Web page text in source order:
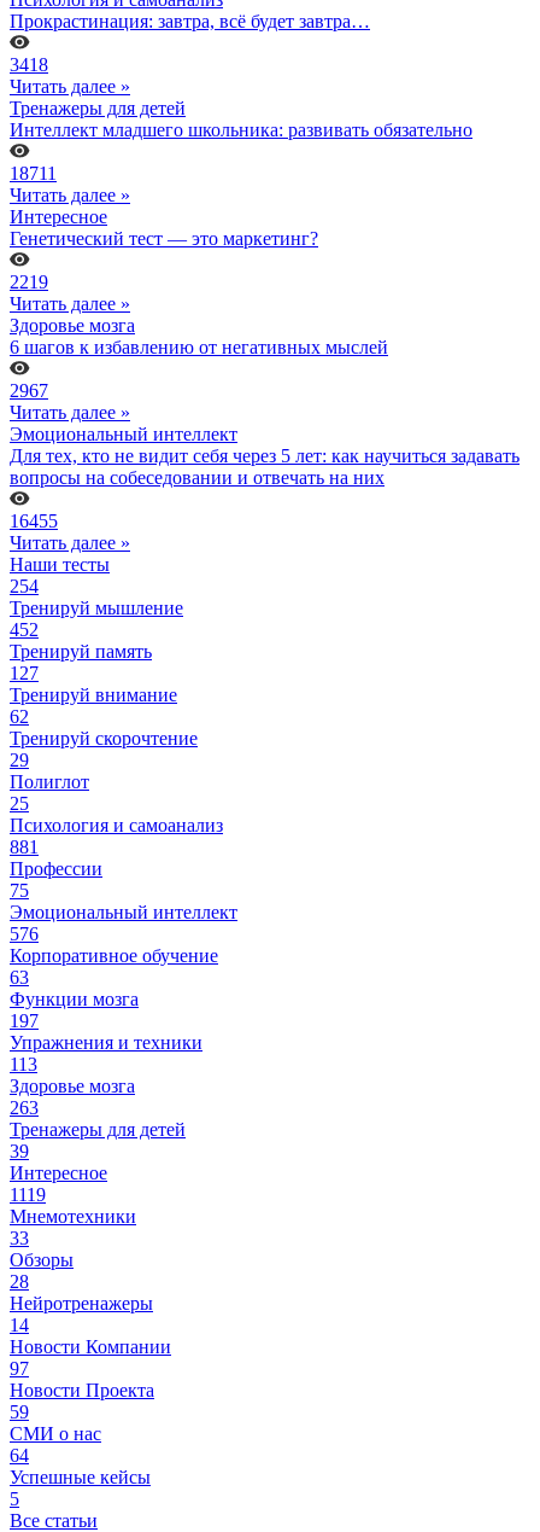
Прокрастинация: завтра, всё будет завтра…
3418
Читать далее »
Тренажеры для детей
Интеллект младшего школьника: развивать обязательно
18711
Читать далее »
Интересное
Генетический тест — это маркетинг?
2219
Читать далее »
Здоровье мозга
6 шагов к избавлению от негативных мыслей
2967
Читать далее »
Эмоциональный интеллект
Для тех, кто не видит себя через 5 лет: как научиться задавать
вопросы на собеседовании и отвечать на них
16455
Читать далее »
Наши тесты
254
Тренируй мышление
452
Тренируй память
127
Тренируй внимание
62
Тренируй скорочтение
29
Полиглот
25
Психология и самоанализ
881
Профессии
75
Эмоциональный интеллект
576
Корпоративное обучение
63
Функции мозга
197
Упражнения и техники
113
Здоровье мозга
263
Тренажеры для детей
39
Интересное
1119
Мнемотехники
33
Обзоры
28
Нейротренажеры
14
Новости Компании
97
Новости Проекта
59
СМИ о нас
64
Успешные кейсы
5
Все статьи